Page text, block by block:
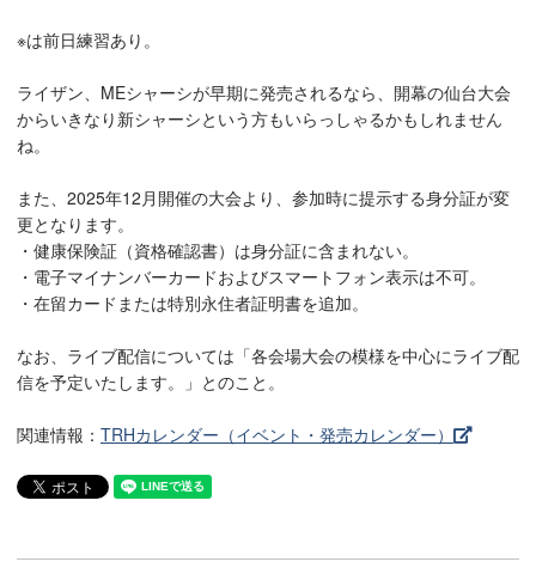
※は前日練習あり。
ライザン、MEシャーシが早期に発売されるなら、開幕の仙台大会
からいきなり新シャーシという方もいらっしゃるかもしれません
ね。
また、2025年12月開催の大会より、参加時に提示する身分証が変
更となります。
・健康保険証（資格確認書）は身分証に含まれない。
・電子マイナンバーカードおよびスマートフォン表示は不可。
・在留カードまたは特別永住者証明書を追加。
なお、ライブ配信については「各会場大会の模様を中心にライブ配
信を予定いたします。」とのこと。
関連情報： TRHカレンダー（イベント・発売カレンダー）